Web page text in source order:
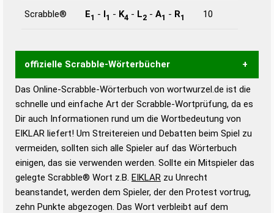
Scrabble® E1 - I1 - K4 - L2 - A1 - R1 10
offizielle Scrabble-Wörterbücher
Wortwurzel liefert mit Hilfe eines semantischen
Wortanalyse-Algorithmus gute Anhaltspunkte zu
Wortbedeutung, Worttrennung und Wortform, um die
Gültigkeit eines Wortes für das Scrabble-Spiel zu
bestimmen!
zugelassene Turnier Scrabble-
Wörterbücher sind:
Duden – Standardwerk in 12 Bänden
Das Online-Scrabble-Wörterbuch von wortwurzel.de ist die
schnelle und einfache Art der Scrabble-Wortprüfung, da es
Dir auch Informationen rund um die Wortbedeutung von
EIKLAR liefert! Um Streitereien und Debatten beim Spiel zu
vermeiden, sollten sich alle Spieler auf das Wörterbuch
einigen, das sie verwenden werden. Sollte ein Mitspieler das
gelegte Scrabble® Wort z.B. EIKLAR zu Unrecht
beanstandet, werden dem Spieler, der den Protest vortrug,
zehn Punkte abgezogen. Das Wort verbleibt auf dem